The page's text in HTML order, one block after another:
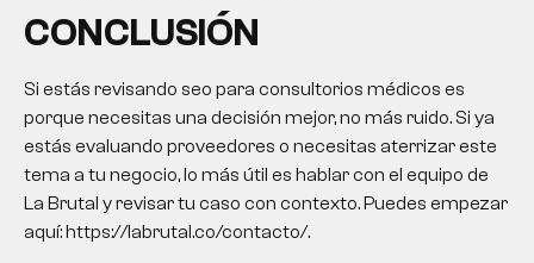
CONCLUSIÓN
Si estás revisando seo para consultorios médicos es
porque necesitas una decisión mejor, no más ruido. Si ya
estás evaluando proveedores o necesitas aterrizar este
tema a tu negocio, lo más útil es hablar con el equipo de
La Brutal y revisar tu caso con contexto. Puedes empezar
aquí: https://labrutal.co/contacto/.